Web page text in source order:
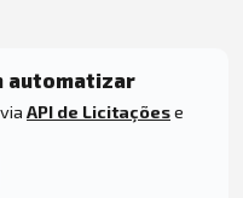
automatizar
API de Licitaçõese